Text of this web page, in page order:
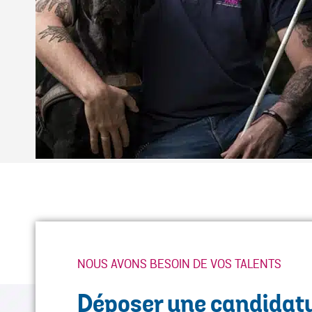
NOUS AVONS BESOIN DE VOS TALENTS
Déposer une